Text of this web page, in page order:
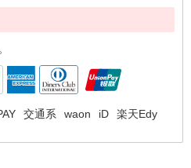
交通系 waon iD 楽天Edy